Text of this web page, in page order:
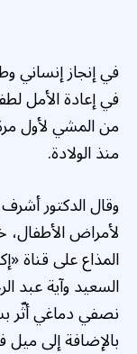
في إنجاز
في إعادة الأمل
من المشي لأول
منذ الولادة.
وقال الدكتور
لأمراض الأطفال،
المذاع على قناة
السعيد وآية عبد
نصفي دماغي أثّر
بالإضافة إلى